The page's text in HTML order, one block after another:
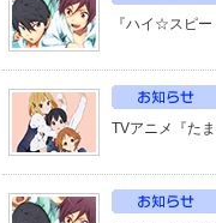
『ハイ☆スピ
TVアニメ『た